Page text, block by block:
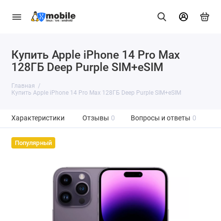
Купить Apple iPhone 14 Pro Max
128ГБ Deep Purple SIM+eSIM
Главная
Купить Apple iPhone 14 Pro Max 128ГБ Deep Purple SIM+eSIM
Характеристики Отзывы 0 Вопросы и ответы 0
Популярный